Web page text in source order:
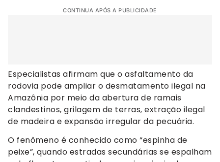
CONTINUA APÓS A PUBLICIDADE
Especialistas afirmam que o asfaltamento da
rodovia pode ampliar o desmatamento ilegal na
Amazônia por meio da abertura de ramais
clandestinos, grilagem de terras, extração ilegal
de madeira e expansão irregular da pecuária.
O fenômeno é conhecido como “espinha de
peixe”, quando estradas secundárias se espalham